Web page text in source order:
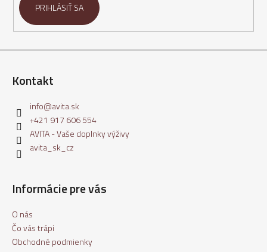
PRIHLÁSIŤ SA
Kontakt
info@avita.sk
+421 917 606 554
AVITA - Vaše doplnky výživy
avita_sk_cz
Informácie pre vás
O nás
Čo vás trápi
Obchodné podmienky